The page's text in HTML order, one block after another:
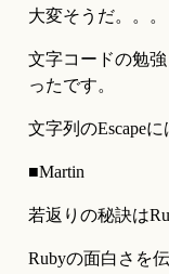
大変そうだ。。。
文字コードの勉
ったです。
文字列のEscapeに
■Martin
若返りの秘訣は
Rubyの面白さを